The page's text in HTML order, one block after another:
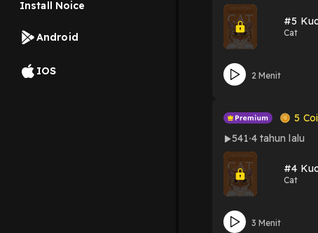
Install Noice
Android
IOS
#5
Cat
2 Menit
5
541 4 tahun lalu
#4
Cat
3 Menit